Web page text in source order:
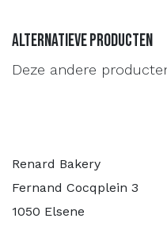
Alternatieve producten
Deze andere
Renard Bakery
Fernand Cocqplein 3
1050 Elsene